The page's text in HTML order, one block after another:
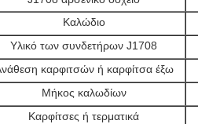
Καλώδιο
Υλικό των συνδετήρων J1708
καρφιτσών ή καρφίτσα έξω
Μήκος καλωδίων
Καρφίτσες ή τερματικά